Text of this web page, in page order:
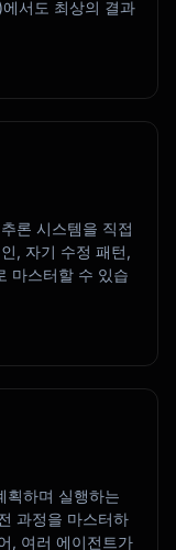
서도 최상의 결과
론 시스템을 직접
, 자기 수정 패턴,
마스터할 수 있습
획하며 실행하는
과정을 마스터하
, 여러 에이전트가